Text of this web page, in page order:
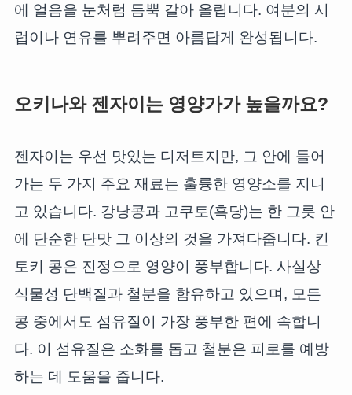
에 얼음을 눈처럼 듬뿍 갈아 올립니다. 여분의 시
럽이나 연유를 뿌려주면 아름답게 완성됩니다.
오키나와 젠자이는 영양가가 높을까요?
젠자이는 우선 맛있는 디저트지만, 그 안에 들어
가는 두 가지 주요 재료는 훌륭한 영양소를 지니
고 있습니다. 강낭콩과 고쿠토(흑당)는 한 그릇 안
에 단순한 단맛 그 이상의 것을 가져다줍니다. 킨
토키 콩은 진정으로 영양이 풍부합니다. 사실상
식물성 단백질과 철분을 함유하고 있으며, 모든
콩 중에서도 섬유질이 가장 풍부한 편에 속합니
다. 이 섬유질은 소화를 돕고 철분은 피로를 예방
하는 데 도움을 줍니다.